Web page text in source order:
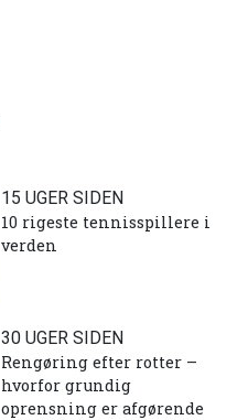
15 UGER SIDEN
10 rigeste tennisspillere i
verden
30 UGER SIDEN
Rengøring efter rotter –
hvorfor grundig
oprensning er afgørende